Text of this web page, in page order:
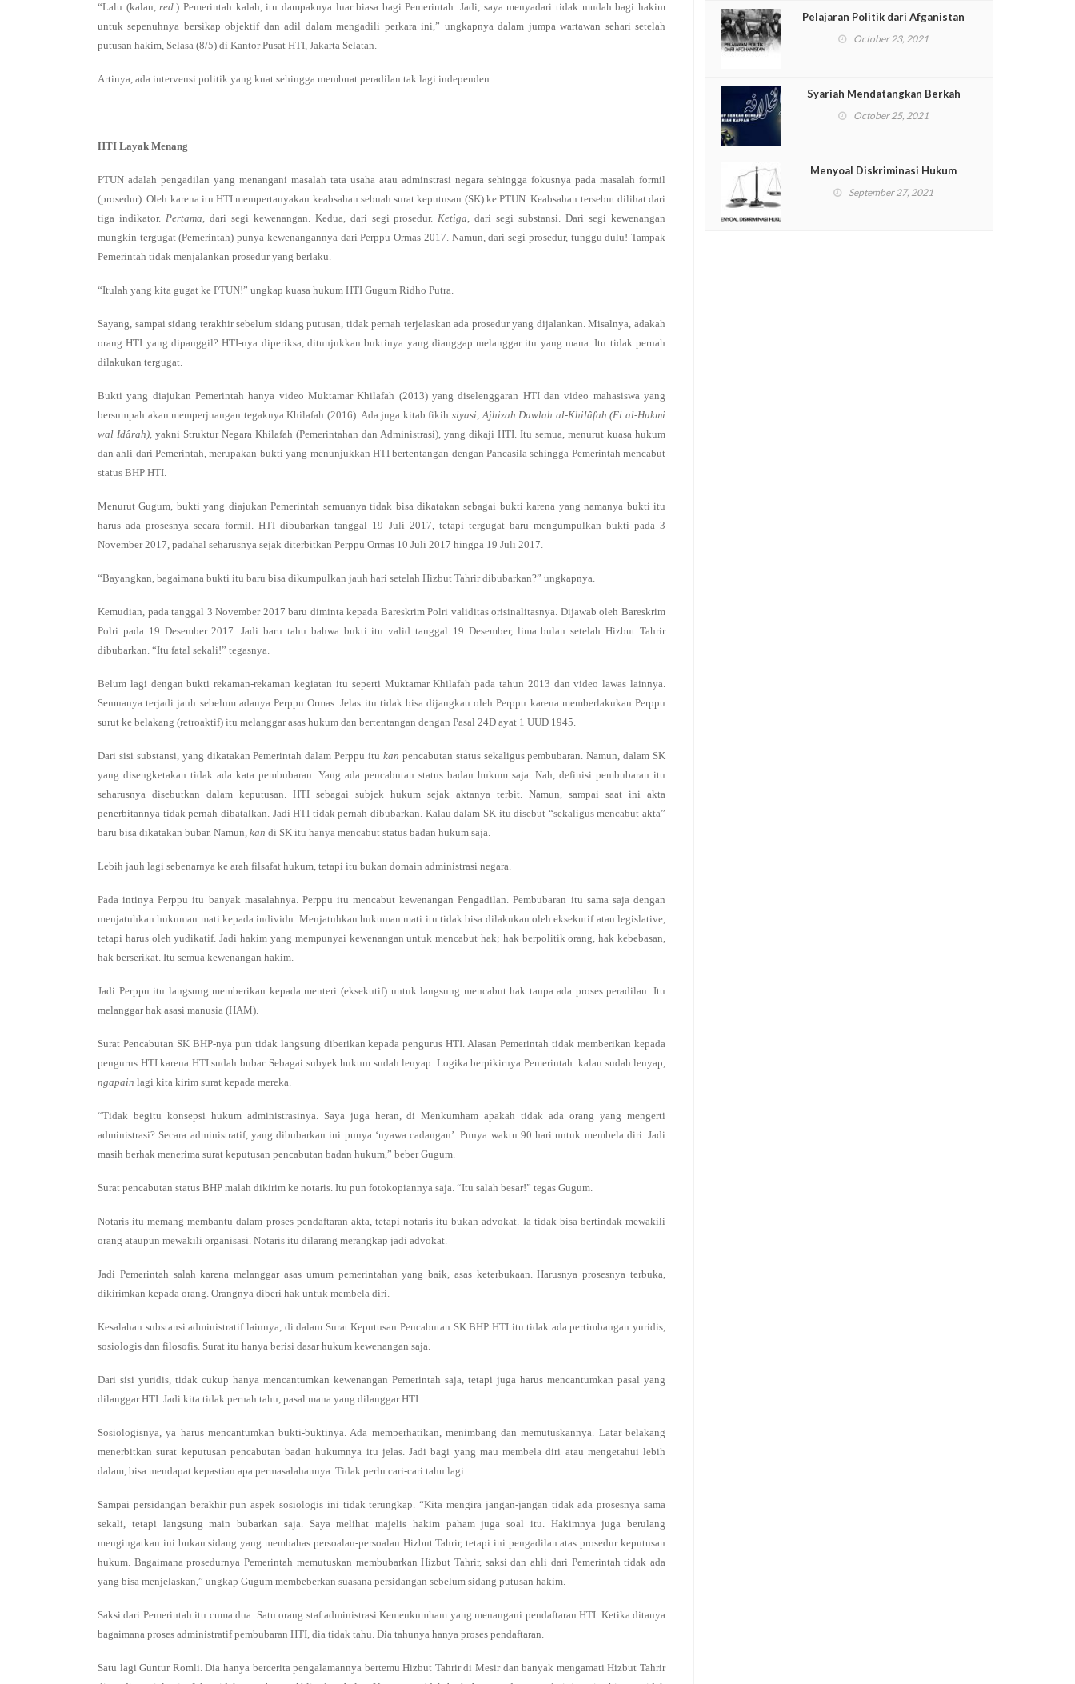
“Lalu (kalau,red.) Pemerintah kalah, itu dampaknya luar biasa bagi Pemerintah. Jadi, saya menyadari tidak mudah bagi hakim
untuk sepenuhnya bersikap objektif dan adil dalam mengadili perkara ini,” ungkapnya dalam jumpa wartawan sehari setelah
putusan hakim, Selasa (8/5) di Kantor Pusat HTI, Jakarta Selatan.
Artinya, ada intervensi politik yang kuat sehingga membuat peradilan tak lagi independen.
HTI Layak Menang
PTUN adalah pengadilan yang menangani masalah tata usaha atau adminstrasi negara sehingga fokusnya pada masalah formil
(prosedur). Oleh karena itu HTI mempertanyakan keabsahan sebuah surat keputusan (SK) ke PTUN. Keabsahan tersebut dilihat dari
tiga indikator. Pertama, dari segi kewenangan. Kedua, dari segi prosedur.Ketiga, dari segi substansi. Dari segi kewenangan
mungkin tergugat (Pemerintah) punya kewenangannya dari Perppu Ormas 2017. Namun, dari segi prosedur, tunggu dulu! Tampak
Pemerintah tidak menjalankan prosedur yang berlaku.
“Itulah yang kita gugat ke PTUN!” ungkap kuasa hukum HTI Gugum Ridho Putra.
Sayang, sampai sidang terakhir sebelum sidang putusan, tidak pernah terjelaskan ada prosedur yang dijalankan. Misalnya, adakah
orang HTI yang dipanggil? HTI-nya diperiksa, ditunjukkan buktinya yang dianggap melanggar itu yang mana. Itu tidak pernah
dilakukan tergugat.
Bukti yang diajukan Pemerintah hanya video Muktamar Khilafah (2013) yang diselenggaran HTI dan video mahasiswa yang
bersumpah akan memperjuangan tegaknya Khilafah (2016). Ada juga kitab fikih siyasi,Ajhizah Dawlah al-Khilâfah (Fi al-Hukmi
wal Idârah), yakni Struktur Negara Khilafah (Pemerintahan dan Administrasi), yang dikaji HTI. Itu semua, menurut kuasa hukum
dan ahli dari Pemerintah, merupakan bukti yang menunjukkan HTI bertentangan dengan Pancasila sehingga Pemerintah mencabut
status BHP HTI.
Menurut Gugum, bukti yang diajukan Pemerintah semuanya tidak bisa dikatakan sebagai bukti karena yang namanya bukti itu
harus ada prosesnya secara formil. HTI dibubarkan tanggal 19 Juli 2017, tetapi tergugat baru mengumpulkan bukti pada 3
November 2017, padahal seharusnya sejak diterbitkan Perppu Ormas 10 Juli 2017 hingga 19 Juli 2017.
“Bayangkan, bagaimana bukti itu baru bisa dikumpulkan jauh hari setelah Hizbut Tahrir dibubarkan?” ungkapnya.
Kemudian, pada tanggal 3 November 2017 baru diminta kepada Bareskrim Polri validitas orisinalitasnya. Dijawab oleh Bareskrim
Polri pada 19 Desember 2017. Jadi baru tahu bahwa bukti itu valid tanggal 19 Desember, lima bulan setelah Hizbut Tahrir
dibubarkan. “Itu fatal sekali!” tegasnya.
Belum lagi dengan bukti rekaman-rekaman kegiatan itu seperti Muktamar Khilafah pada tahun 2013 dan video lawas lainnya.
Semuanya terjadi jauh sebelum adanya Perppu Ormas. Jelas itu tidak bisa dijangkau oleh Perppu karena memberlakukan Perppu
surut ke belakang (retroaktif) itu melanggar asas hukum dan bertentangan dengan Pasal 24D ayat 1 UUD 1945.
Dari sisi substansi, yang dikatakan Pemerintah dalam Perppu itu kan pencabutan status sekaligus pembubaran. Namun, dalam SK
yang disengketakan tidak ada kata pembubaran. Yang ada pencabutan status badan hukum saja. Nah, definisi pembubaran itu
seharusnya disebutkan dalam keputusan. HTI sebagai subjek hukum sejak aktanya terbit. Namun, sampai saat ini akta
penerbitannya tidak pernah dibatalkan. Jadi HTI tidak pernah dibubarkan. Kalau dalam SK itu disebut “sekaligus mencabut akta”
baru bisa dikatakan bubar. Namun, kan di SK itu hanya mencabut status badan hukum saja.
Lebih jauh lagi sebenarnya ke arah filsafat hukum, tetapi itu bukan domain administrasi negara.
Pada intinya Perppu itu banyak masalahnya. Perppu itu mencabut kewenangan Pengadilan. Pembubaran itu sama saja dengan
menjatuhkan hukuman mati kepada individu. Menjatuhkan hukuman mati itu tidak bisa dilakukan oleh eksekutif atau legislative,
tetapi harus oleh yudikatif. Jadi hakim yang mempunyai kewenangan untuk mencabut hak; hak berpolitik orang, hak kebebasan,
hak berserikat. Itu semua kewenangan hakim.
Jadi Perppu itu langsung memberikan kepada menteri (eksekutif) untuk langsung mencabut hak tanpa ada proses peradilan. Itu
melanggar hak asasi manusia (HAM).
Surat Pencabutan SK BHP-nya pun tidak langsung diberikan kepada pengurus HTI. Alasan Pemerintah tidak memberikan kepada
pengurus HTI karena HTI sudah bubar. Sebagai subyek hukum sudah lenyap. Logika berpikirnya Pemerintah: kalau sudah lenyap,
ngapain lagi kita kirim surat kepada mereka.
“Tidak begitu konsepsi hukum administrasinya. Saya juga heran, di Menkumham apakah tidak ada orang yang mengerti
administrasi? Secara administratif, yang dibubarkan ini punya ‘nyawa cadangan’. Punya waktu 90 hari untuk membela diri. Jadi
masih berhak menerima surat keputusan pencabutan badan hukum,” beber Gugum.
Surat pencabutan status BHP malah dikirim ke notaris. Itu pun fotokopiannya saja. “Itu salah besar!” tegas Gugum.
Notaris itu memang membantu dalam proses pendaftaran akta, tetapi notaris itu bukan advokat. Ia tidak bisa bertindak mewakili
orang ataupun mewakili organisasi. Notaris itu dilarang merangkap jadi advokat.
Jadi Pemerintah salah karena melanggar asas umum pemerintahan yang baik, asas keterbukaan. Harusnya prosesnya terbuka,
dikirimkan kepada orang. Orangnya diberi hak untuk membela diri.
Kesalahan substansi administratif lainnya, di dalam Surat Keputusan Pencabutan SK BHP HTI itu tidak ada pertimbangan yuridis,
sosiologis dan filosofis. Surat itu hanya berisi dasar hukum kewenangan saja.
Dari sisi yuridis, tidak cukup hanya mencantumkan kewenangan Pemerintah saja, tetapi juga harus mencantumkan pasal yang
dilanggar HTI. Jadi kita tidak pernah tahu, pasal mana yang dilanggar HTI.
Sosiologisnya, ya harus mencantumkan bukti-buktinya. Ada memperhatikan, menimbang dan memutuskannya. Latar belakang
menerbitkan surat keputusan pencabutan badan hukumnya itu jelas. Jadi bagi yang mau membela diri atau mengetahui lebih
dalam, bisa mendapat kepastian apa permasalahannya. Tidak perlu cari-cari tahu lagi.
Sampai persidangan berakhir pun aspek sosiologis ini tidak terungkap. “Kita mengira jangan-jangan tidak ada prosesnya sama
sekali, tetapi langsung main bubarkan saja. Saya melihat majelis hakim paham juga soal itu. Hakimnya juga berulang
mengingatkan ini bukan sidang yang membahas persoalan-persoalan Hizbut Tahrir, tetapi ini pengadilan atas prosedur keputusan
hukum. Bagaimana prosedurnya Pemerintah memutuskan membubarkan Hizbut Tahrir, saksi dan ahli dari Pemerintah tidak ada
yang bisa menjelaskan,” ungkap Gugum membeberkan suasana persidangan sebelum sidang putusan hakim.
Saksi dari Pemerintah itu cuma dua. Satu orang staf administrasi Kemenkumham yang menangani pendaftaran HTI. Ketika ditanya
bagaimana proses administratif pembubaran HTI, dia tidak tahu. Dia tahunya hanya proses pendaftaran.
Satu lagi Guntur Romli. Dia hanya bercerita pengalamannya bertemu Hizbut Tahrir di Mesir dan banyak mengamati Hizbut Tahrir
Pelajaran Politik dari Afganistan
October 23, 2021
Syariah Mendatangkan Berkah
October 25, 2021
Menyoal Diskriminasi Hukum
September 27, 2021